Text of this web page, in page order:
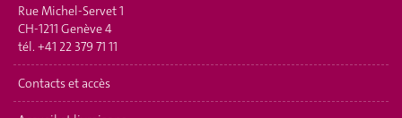
Rue Michel-Servet 1
CH-1211 Genève 4
tél. +41 22 379 71 11
Contacts et accès